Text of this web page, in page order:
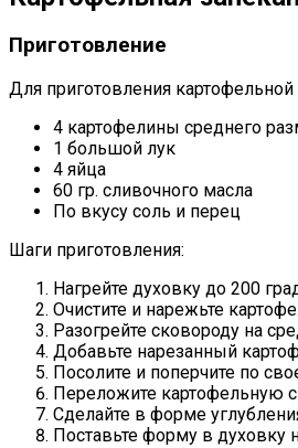
Приготовление
Для приготовления
4 картофелины среднего
1 большой лук
4 яйца
60 гр. сливочного масла
По вкусу соль и перец
Шаги приготовления:
Нагрейте духовку до 200
Очистите и нарежьте
Разогрейте сковороду на
Добавьте нарезанный
Посолите и поперчите по
Переложите картофельную
Сделайте в форме
Поставьте форму в духовку